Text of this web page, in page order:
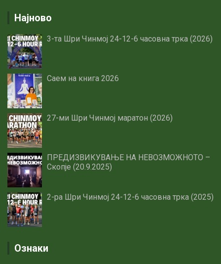
Најново
3-та Шри Чинмој 24-12-6 часовна трка (2026)
Саем на книга 2026
27-ми Шри Чинмој маратон (2026)
ПРЕДИЗВИКУВАЊЕ НА НЕВОЗМОЖНОТО –
Скопје (20.9.2025)
2-ра Шри Чинмој 24-12-6 часовна трка (2025)
Ознаки